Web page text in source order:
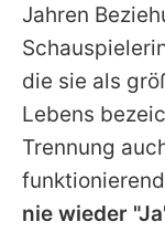
Jahren
die sie als
Lebens
Trennung
nie wieder